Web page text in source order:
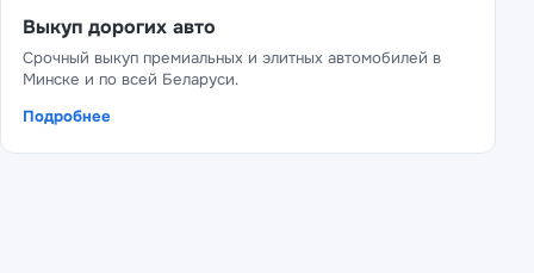
Выкуп дорогих авто
Срочный выкуп премиальных и элитных автомобилей в
Минске и по всей Беларуси.
Подробнее